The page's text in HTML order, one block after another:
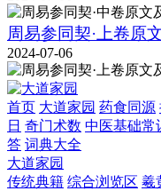
周易参同契·上卷原
2024-07-06
首页 大道家园 药食同源
日 奇门术数 中医基础常
答 词典大全
大道家园
传统典籍 综合浏览区 羲